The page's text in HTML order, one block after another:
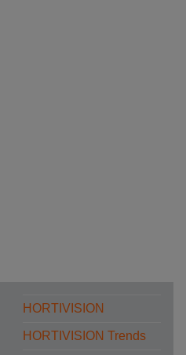
HORTIVISION
HORTIVISION Trends